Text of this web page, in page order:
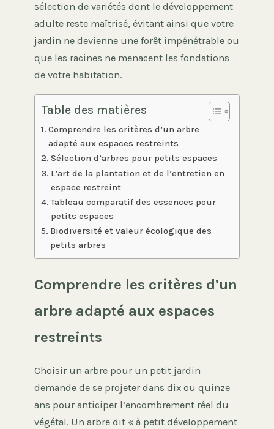
sélection de variétés dont le développement
adulte reste maîtrisé, évitant ainsi que votre
jardin ne devienne une forêt impénétrable ou
que les racines ne menacent les fondations
de votre habitation.
Table des matières
Comprendre les critères d’un arbre
adapté aux espaces restreints
Sélection d’arbres pour petits espaces
L’art de la plantation et de l’entretien en
espace restreint
Tableau comparatif des essences pour
petits espaces
Biodiversité et valeur écologique des
petits arbres
Comprendre les critères d’un
arbre adapté aux espaces
restreints
Choisir un arbre pour un petit jardin
demande de se projeter dans dix ou quinze
ans pour anticiper l’encombrement réel du
végétal. Un arbre dit « à petit développement